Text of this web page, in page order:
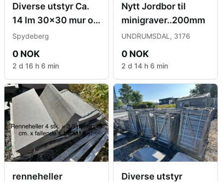
Diverse utstyr Ca.
14 lm 30x30 mur og
ca. 9 lm 20x20x mu
Spydeberg
0 NOK
2 d 16 h 6 min
Nytt Jordbor til
minigraver..200mm
UNDRUMSDAL, 3176
0 NOK
2 d 14 h 6 min
renneheller
Diverse utstyr